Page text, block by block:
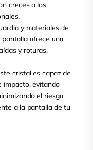
creces a los
y materiales de
ofrece una
y roturas.
cristal es capaz de
impacto, evitando
el riesgo
a la pantalla de tu